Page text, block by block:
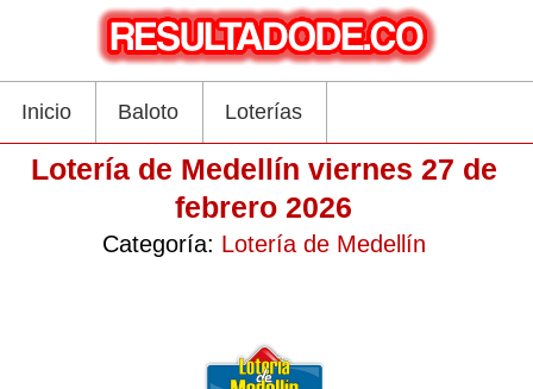
Inicio Baloto Loterías
Lotería de Medellín viernes 27 de
febrero 2026
Categoría: Lotería de Medellín